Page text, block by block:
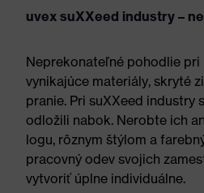
uvex suXXeed industry –
Neprekonateľné pohodlie pri
vynikajúce materiály, skryté
pranie. Pri suXXeed industry
odložili nabok. Nerobte ich
logu, rôznym štýlom a
pracovný odev svojich
vytvoriť úplne individuálne.